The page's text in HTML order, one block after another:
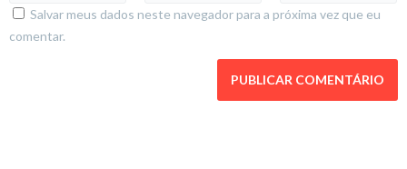
Salvar meus dados neste navegador para a próxima vez que eu
comentar.